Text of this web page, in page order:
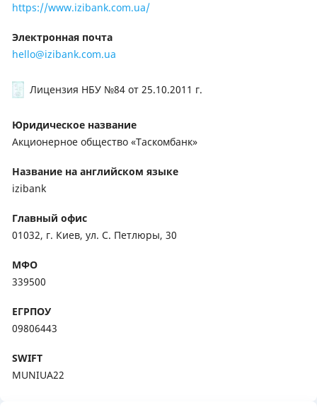
https://www.izibank.com.ua/
Электронная почта
hello@izibank.com.ua
Лицензия НБУ №84 от 25.10.2011 г.
Юридическое название
Акционерное общество «Таскомбанк»
Название на английском языке
izibank
Главный офис
01032, г. Киев, ул. С. Петлюры, 30
МФО
339500
ЕГРПОУ
09806443
SWIFT
MUNIUA22